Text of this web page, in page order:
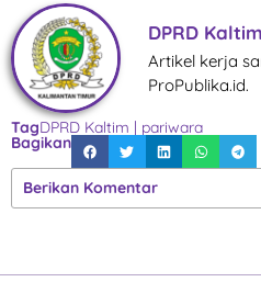
DPRD Kaltim
Artikel kerja
ProPublika.id.
TagDPRD Kaltim | pariwara
Bagikan
Berikan Komentar